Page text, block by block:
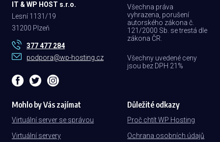
Všechna práva
vyhrazena, porušení
autorského zákona č.
121/2000 Sb. se trestá dle
zákona ČR.
Všechny uvedené ceny
jsou bez DPH 21%
IT & WP HOST s.r.o.
Lesní 1131/19
31200 Plzeň
377 477 284
podpora@wp-hosting.cz
Mohlo by Vás zajímat
Virtuální server se správou
Virtuální servery
Důležité odkazy
Proč chtít WP Hosting
Ochrana osobních údajů